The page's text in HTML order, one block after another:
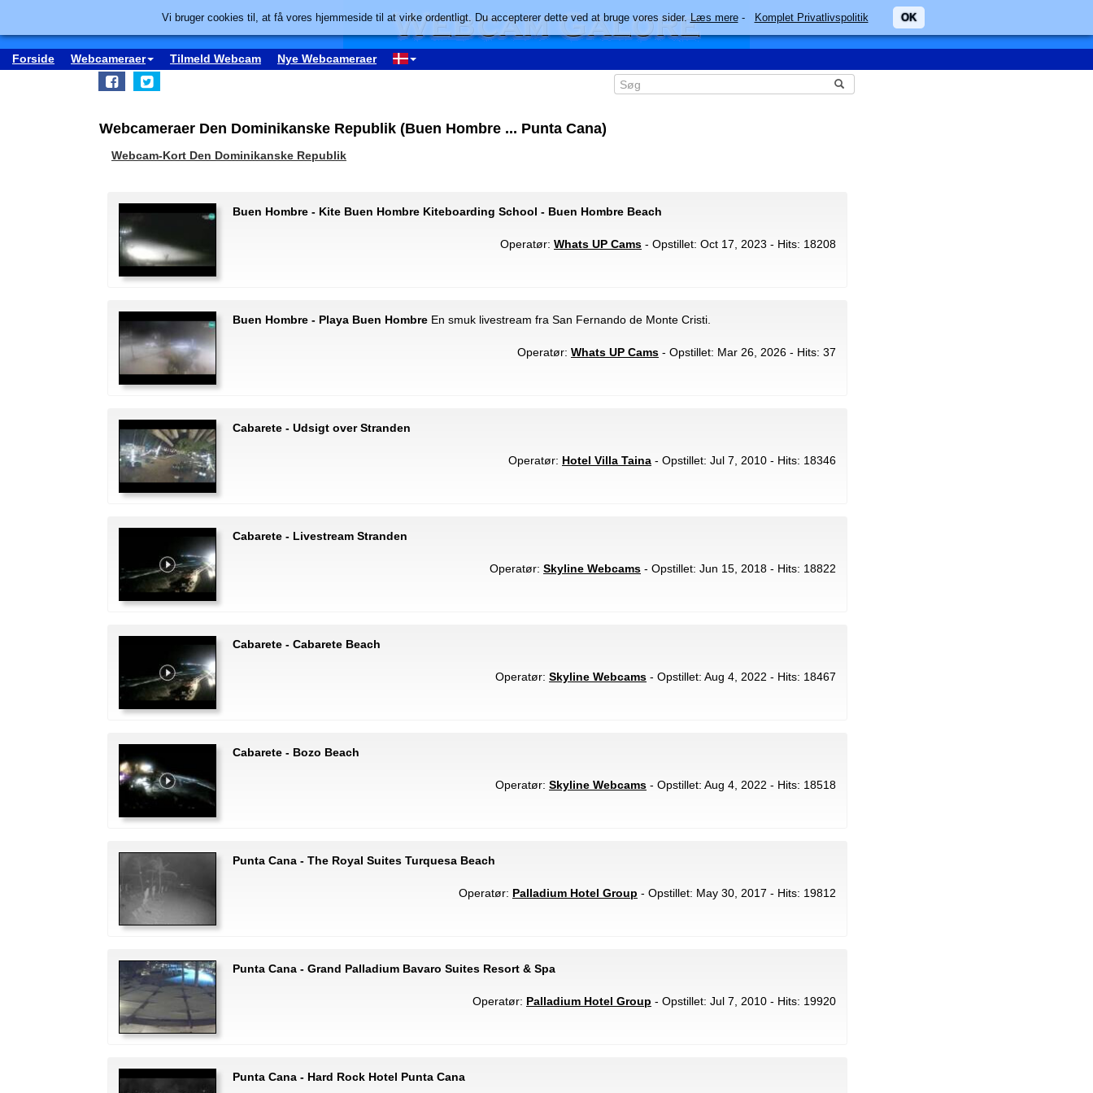
Forside Webcameraer Tilmeld Webcam Nye Webcameraer
Webcameraer Den Dominikanske Republik (Buen Hombre ... Punta Cana)
Webcam-Kort Den Dominikanske Republik
Buen Hombre - Kite Buen Hombre Kiteboarding School - Buen Hombre Beach
Operatør: Whats UP Cams - Opstillet: Oct 17, 2023 - Hits: 18208
Buen Hombre - Playa Buen Hombre En smuk livestream fra San Fernando de Monte Cristi.
Operatør: Whats UP Cams - Opstillet: Mar 26, 2026 - Hits: 37
Cabarete - Udsigt over Stranden
Operatør: Hotel Villa Taina - Opstillet: Jul 7, 2010 - Hits: 18346
Cabarete - Livestream Stranden
Operatør: Skyline Webcams - Opstillet: Jun 15, 2018 - Hits: 18822
Cabarete - Cabarete Beach
Operatør: Skyline Webcams - Opstillet: Aug 4, 2022 - Hits: 18467
Cabarete - Bozo Beach
Operatør: Skyline Webcams - Opstillet: Aug 4, 2022 - Hits: 18518
Punta Cana - The Royal Suites Turquesa Beach
Operatør: Palladium Hotel Group - Opstillet: May 30, 2017 - Hits: 19812
Punta Cana - Grand Palladium Bavaro Suites Resort & Spa
Operatør: Palladium Hotel Group - Opstillet: Jul 7, 2010 - Hits: 19920
Punta Cana - Hard Rock Hotel Punta Cana
Vi bruger cookies til, at få vores hjemmeside til at virke ordentligt. Du accepterer dette ved at bruge vores sider.Læs mere- Komplet Privatlivspolitik OK